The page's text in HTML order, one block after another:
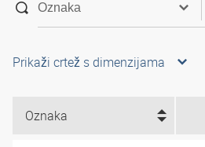
Prikaži crtež s dimenzijama
Oznaka